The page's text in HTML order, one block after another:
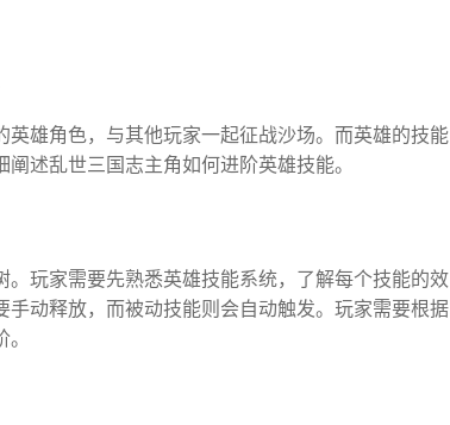
雄角色，与其他玩家一起征战沙场。而英雄的技能
述乱世三国志主角如何进阶英雄技能。
玩家需要先熟悉英雄技能系统，了解每个技能的效
动释放，而被动技能则会自动触发。玩家需要根据